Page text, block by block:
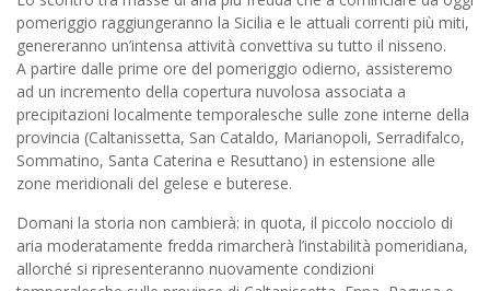
pomeriggio raggiungeranno la Sicilia e le attuali correnti più miti,
genereranno un’intensa attività convettiva su tutto il nisseno.
A partire dalle prime ore del pomeriggio odierno, assisteremo
ad un incremento della copertura nuvolosa associata a
precipitazioni localmente temporalesche sulle zone interne della
provincia (Caltanissetta, San Cataldo, Marianopoli, Serradifalco,
Sommatino, Santa Caterina e Resuttano) in estensione alle
zone meridionali del gelese e buterese.
Domani la storia non cambierà: in quota, il piccolo nocciolo di
aria moderatamente fredda rimarcherà l’instabilità pomeridiana,
allorché si ripresenteranno nuovamente condizioni